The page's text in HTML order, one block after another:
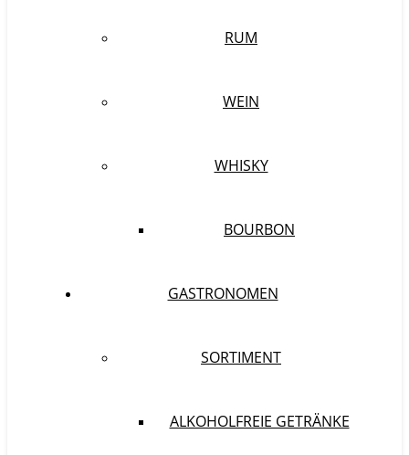
RUM
WEIN
WHISKY
BOURBON
GASTRONOMEN
SORTIMENT
ALKOHOLFREIE GETRÄNKE